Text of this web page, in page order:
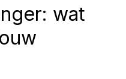
wat